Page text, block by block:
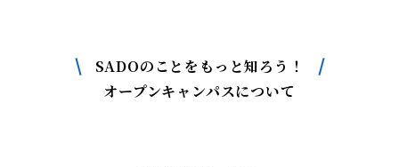
SADOのことをもっと知ろう！
オープンキャンパスについて